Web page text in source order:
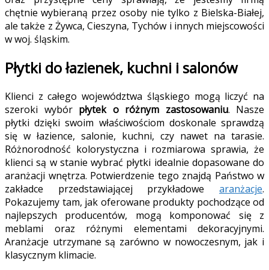
chętnie wybieraną przez osoby nie tylko z Bielska-Białej,
ale także z Żywca, Cieszyna, Tychów i innych miejscowości
w woj. śląskim.
Płytki do łazienek, kuchni i salonów
Klienci z całego województwa śląskiego mogą liczyć na
szeroki wybórpłytek o różnym zastosowaniu. Nasze
płytki dzięki swoim właściwościom doskonale sprawdzą
się w łazience, salonie, kuchni, czy nawet na tarasie.
Różnorodność kolorystyczna i rozmiarowa sprawia, że
klienci są w stanie wybrać płytki idealnie dopasowane do
aranżacji wnętrza. Potwierdzenie tego znajdą Państwo w
zakładce przedstawiającej przykładowe aranżacje.
Pokazujemy tam, jak oferowane produkty pochodzące od
najlepszych producentów, mogą komponować się z
meblami oraz różnymi elementami dekoracyjnymi.
Aranżacje utrzymane są zarówno w nowoczesnym, jak i
klasycznym klimacie.